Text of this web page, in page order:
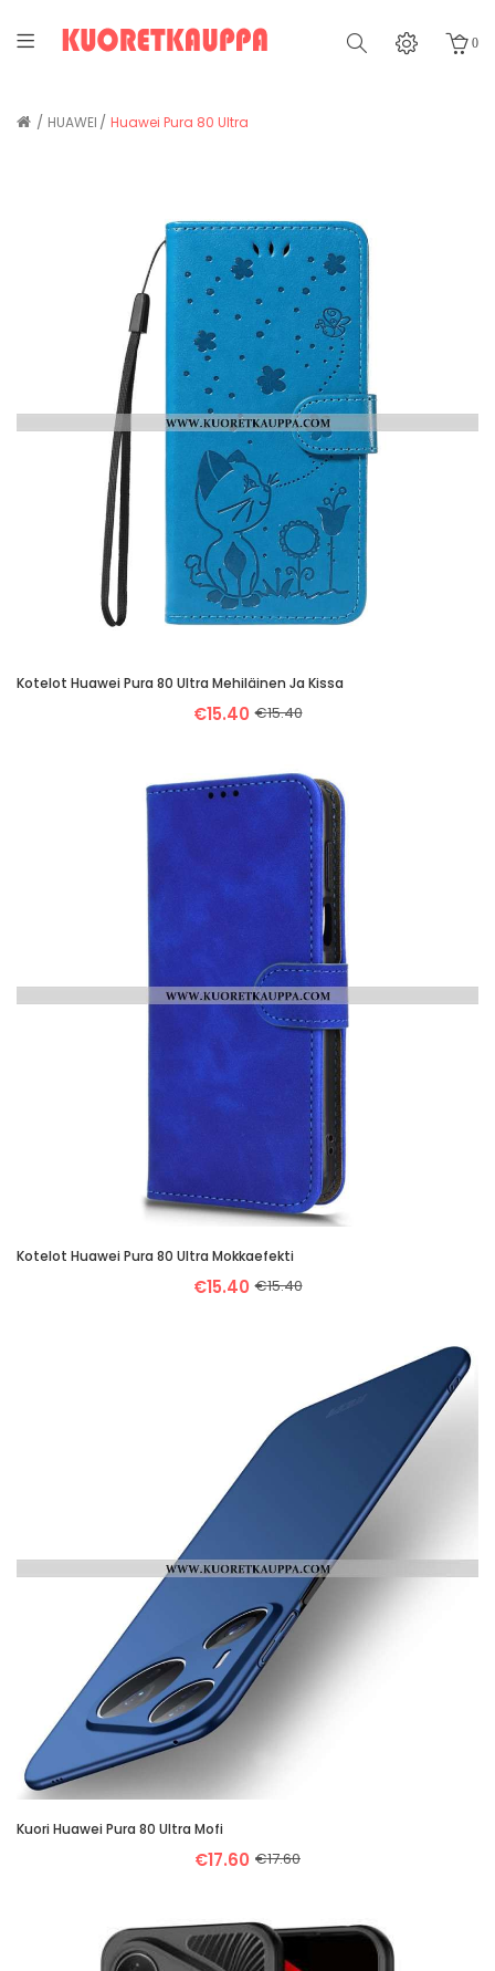
0
HUAWEI Huawei Pura 80 Ultra
Kotelot Huawei Pura 80 Ultra Mehiläinen Ja Kissa
€15.40 €15.40
Kotelot Huawei Pura 80 Ultra Mokkaefekti
€15.40 €15.40
Kuori Huawei Pura 80 Ultra Mofi
€17.60 €17.60